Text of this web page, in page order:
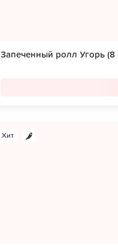
Запеченный ролл Угорь (8
Хит